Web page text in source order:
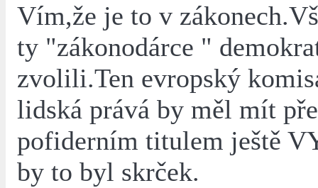
Vím,že je to v
ty "zákonodárce "
zvolili.Ten evropský
lidská prává by měl mít
pofiderním titulem ještě
by to byl skrček.